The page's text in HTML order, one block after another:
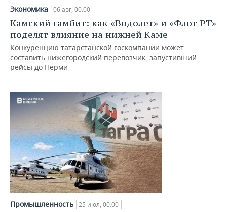
КИБЕРСПОРТ
ФИГУРНОЕ КАТАНИЕ
ВОДНЫЕ ВИДЫ СПОРТА
КУЛЬТУРА
МЕДИЦИНА
ОБРАЗОВАНИЕ
СПИСОК КОМПАНИЙ
Экономика 06 авг, 00:00
Камский гамбит: как «Водолет» и «Флот РТ»
поделят влияние на нижней Каме
Конкуренцию татарстанской госкомпании может
составить нижегородский перевозчик, запустивший
рейсы до Перми
Промышленность 25 июл, 00:00